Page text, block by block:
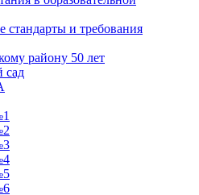
стандарты и требования
району 50 лет
сад